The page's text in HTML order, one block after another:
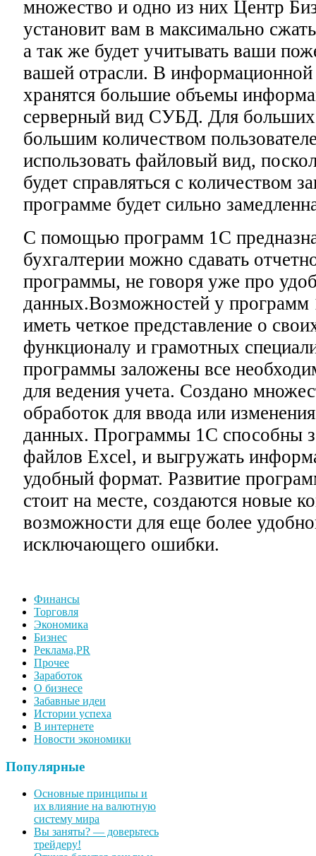
множество и одно из них Центр
установит вам в максимально
а так же будет учитывать ваши
вашей отрасли. В информационной
хранятся большие объемы
серверный вид СУБД. Для больших
большим количеством
использовать файловый вид,
будет справляться с количеством
программе будет сильно
С помощью программ 1С
бухгалтерии можно сдавать
программы, не говоря уже про
данных.Возможностей у программ
иметь четкое представление о
функционалу и грамотных
программы заложены все
для ведения учета. Создано
обработок для ввода или
данных. Программы 1С способны
файлов Excel, и выгружать
удобный формат. Развитие
стоит на месте, создаются новые
возможности для еще более
исключающего ошибки.
Финансы
Торговля
Экономика
Бизнес
Реклама,PR
Прочее
Заработок
О бизнесе
Забавные идеи
Истории успеха
В интернете
Новости экономики
Популярные
Основные принципы и
их влияние на валютную
систему мира
Вы заняты? — доверьтесь
трейдеру!